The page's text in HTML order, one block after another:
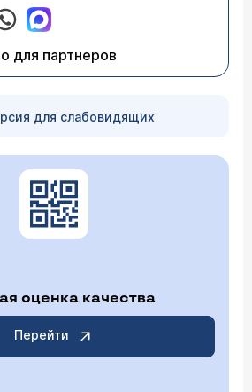
для партнеров
для слабовидящих
оценка качества
Перейти